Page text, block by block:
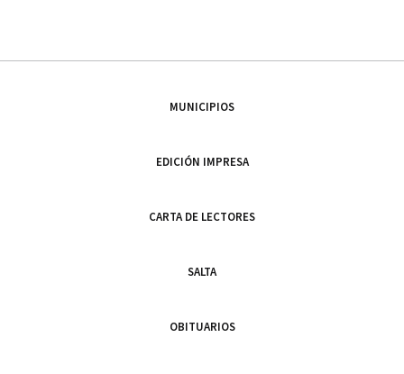
MUNICIPIOS
EDICIÓN IMPRESA
CARTA DE LECTORES
SALTA
OBITUARIOS